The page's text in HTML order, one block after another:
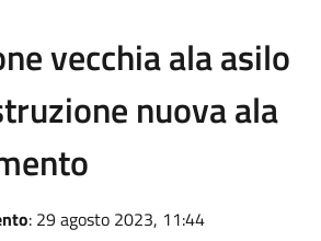
vecchia ala asilo
nuova ala
: 29 agosto 2023, 11:44